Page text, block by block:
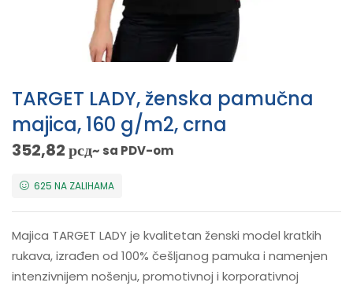
TARGET LADY, ženska pamučna
majica, 160 g/m2, crna
352,82рсд~ sa PDV-om
625 NA ZALIHAMA
Majica TARGET LADY je kvalitetan ženski model kratkih
rukava, izrađen od 100% češljanog pamuka i namenjen
intenzivnijem nošenju, promotivnoj i korporativnoj